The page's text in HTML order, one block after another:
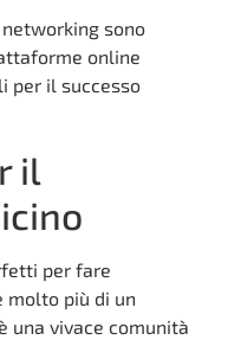
sono
online
per il successo
il
per fare
molto più di un
una vivace comunità